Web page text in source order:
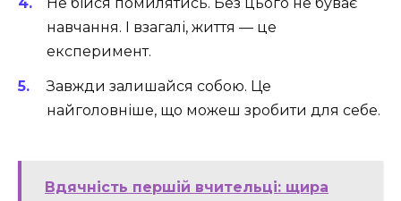
Не бійся помилятись. Без цього не буває
навчання. І взагалі, життя — це
експеримент.
Завжди залишайся собою. Це
найголовніше, що можеш зробити для себе.
Вдячність першій вчительці: щира